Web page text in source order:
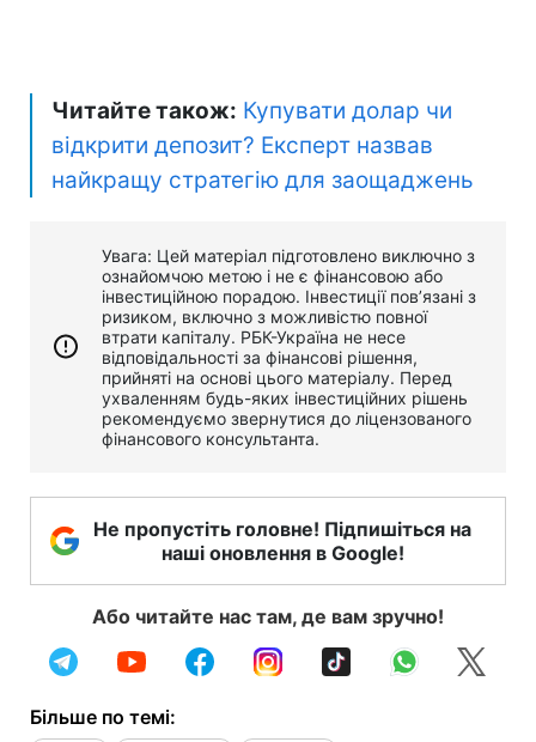
Читайте також: Купувати долар чи
відкрити депозит? Експерт назвав
найкращу стратегію для заощаджень
Увага: Цей матеріал підготовлено виключно з
ознайомчою метою і не є фінансовою або
інвестиційною порадою. Інвестиції пов’язані з
ризиком, включно з можливістю повної
втрати капіталу. РБК-Україна не несе
відповідальності за фінансові рішення,
прийняті на основі цього матеріалу. Перед
ухваленням будь-яких інвестиційних рішень
рекомендуємо звернутися до ліцензованого
фінансового консультанта.
Не пропустіть головне! Підпишіться на
наші оновлення в Google!
Або читайте нас там, де вам зручно!
Більше по темі: